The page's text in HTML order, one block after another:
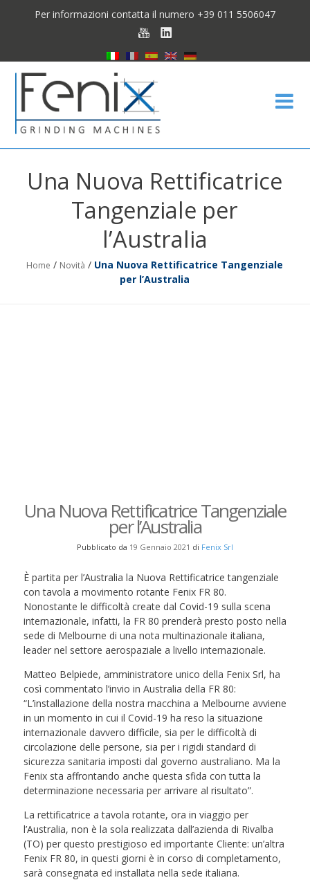
Per informazioni contatta il numero +39 011 5506047
Una Nuova Rettificatrice
Tangenziale per
l’Australia
Home / Novità / Una Nuova Rettificatrice Tangenziale
per l’Australia
Una Nuova Rettificatrice Tangenziale
per l’Australia
Pubblicato da 19 Gennaio 2021 di Fenix Srl
È partita per l’Australia la Nuova Rettificatrice tangenziale
con tavola a movimento rotante Fenix FR 80.
Nonostante le difficoltà create dal Covid-19 sulla scena
internazionale, infatti, la FR 80 prenderà presto posto nella
sede di Melbourne di una nota multinazionale italiana,
leader nel settore aerospaziale a livello internazionale.
Matteo Belpiede, amministratore unico della Fenix Srl, ha
così commentato l’invio in Australia della FR 80:
“L’installazione della nostra macchina a Melbourne avviene
in un momento in cui il Covid-19 ha reso la situazione
internazionale davvero difficile, sia per le difficoltà di
circolazione delle persone, sia per i rigidi standard di
sicurezza sanitaria imposti dal governo australiano. Ma la
Fenix sta affrontando anche questa sfida con tutta la
determinazione necessaria per arrivare al risultato”.
La rettificatrice a tavola rotante, ora in viaggio per
l’Australia, non è la sola realizzata dall’azienda di Rivalba
(TO) per questo prestigioso ed importante Cliente: un’altra
Fenix FR 80, in questi giorni è in corso di completamento,
sarà consegnata ed installata nella sede italiana.